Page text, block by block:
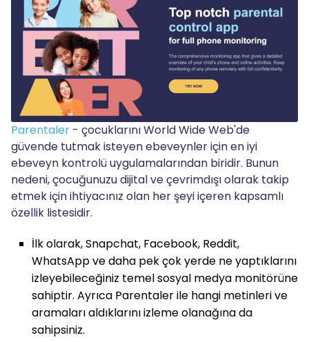
Parentaler - çocuklarını World Wide Web'de
güvende tutmak isteyen ebeveynler için en iyi
ebeveyn kontrolü uygulamalarından biridir. Bunun
nedeni, çocuğunuzu dijital ve çevrimdışı olarak takip
etmek için ihtiyacınız olan her şeyi içeren kapsamlı
özellik listesidir.
İlk olarak, Snapchat, Facebook, Reddit,
WhatsApp ve daha pek çok yerde ne yaptıklarını
izleyebileceğiniz temel sosyal medya monitörüne
sahiptir. Ayrıca Parentaler ile hangi metinleri ve
aramaları aldıklarını izleme olanağına da
sahipsiniz.